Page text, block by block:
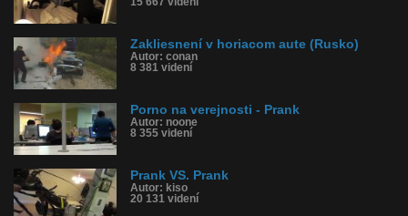
Zakliesnení v horiacom aute (Rusko)
Autor: conan
8 381 videní
Porno na verejnosti - Prank
Autor: noone
8 355 videní
Prank VS. Prank
Autor: kiso
20 131 videní